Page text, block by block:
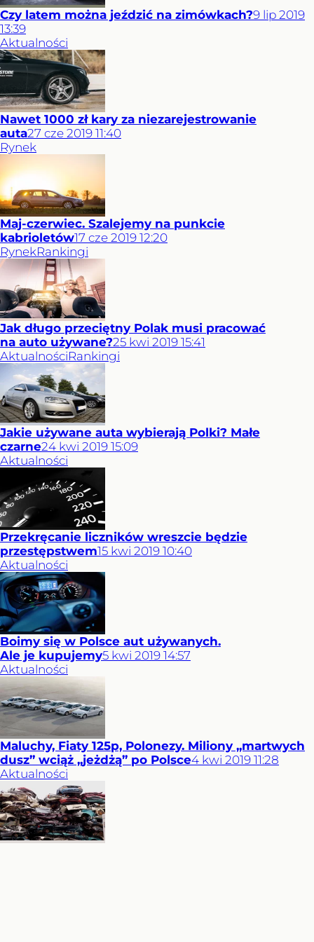
Czy latem można jeździć na zimówkach?9 lip 2019
13:39
Aktualności
Nawet 1000 zł kary za niezarejestrowanie
auta27 cze 2019 11:40
Rynek
Maj-czerwiec. Szalejemy na punkcie
kabrioletów17 cze 2019 12:20
RynekRankingi
Jak długo przeciętny Polak musi pracować
na auto używane?25 kwi 2019 15:41
AktualnościRankingi
Jakie używane auta wybierają Polki? Małe
czarne24 kwi 2019 15:09
Aktualności
Przekręcanie liczników wreszcie będzie
przestępstwem15 kwi 2019 10:40
Aktualności
Boimy się w Polsce aut używanych.
Ale je kupujemy5 kwi 2019 14:57
Aktualności
Maluchy, Fiaty 125p, Polonezy. Miliony „martwych
dusz” wciąż „jeżdżą” po Polsce4 kwi 2019 11:28
Aktualności